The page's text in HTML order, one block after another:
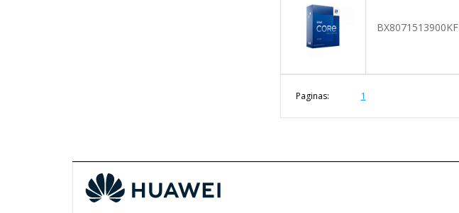
BX8071513900KF
Paginas: 1